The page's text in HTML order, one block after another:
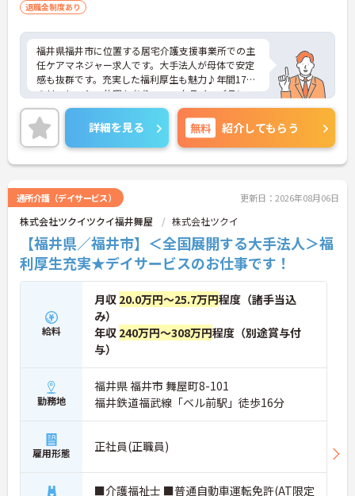
【業績や日々の努力を多角的に評価する「特別報酬
制度」で、収入アップが期待できます】
・賞与とは別に、円滑な施設運営への協力やチーム
ワークなどの貢献度合いを評価して特別報酬を支給
する独自の仕組みがあります。
・一人ひとりの頑張りが目に見える形でしっかりと
ら仕事に向き合うことができます。
【残業が少なく豊富な休暇制度を利用して、長期的
シュ休暇や産前産後・育児休暇など多様な休暇制度
を利用して私生活を大切にできます。
・65歳の定年後も70歳まで勤務可能な再雇用制度や
基盤のもとで長く雇用が保証されます。
【身だしなみの自由度が高く、自分らしいスタイル
を尊重しながら活躍できる環境です】
・社員一人ひとりの個性や価値観を大切にする方針
のもと、清潔感と節度を保つことで髪色やネイルな
どが原則自由とされています。
・自分らしさを維持しながら働ける柔軟な社内規定
退職金制度あり
福井県福井市に位置する居宅介護支援事業所での主
任ケアマネジャー求人です。大手法人が母体で安定
感も抜群です。充実した福利厚生も魅力♪年間17日
のリフレッシュ休暇もあり、ワークライフバランス
を重視した働き方が叶います。ご興味のある方に
は、面接対策ポイントなど、さらに詳細をお話しい
たしますのでお気軽にご相談ください！
詳細を見る 無料 紹介してもらう
通所介護（デイサービス） 更新日：2026年08月06日
株式会社ツクイツクイ福井舞屋 株式会社ツクイ
【福井県／福井市】＜全国展開する大手法人＞福
利厚生充実★デイサービスのお仕事です！
給料
月収 20.0万円～25.7万円程度（諸手当込
み）
年収 240万円～308万円程度（別途賞与付
与）
勤務地
福井県 福井市 舞屋町8-101
福井鉄道福武線「ベル前駅」徒歩16分
雇用形態 正社員(正職員)
■介護福祉士 ■普通自動車運転免許(AT限定